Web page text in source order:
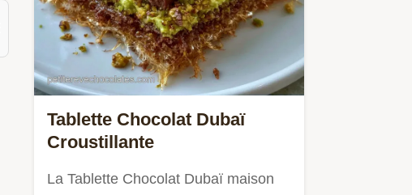
Tablette Chocolat Dubaï
Croustillante
La Tablette Chocolat Dubaï maison